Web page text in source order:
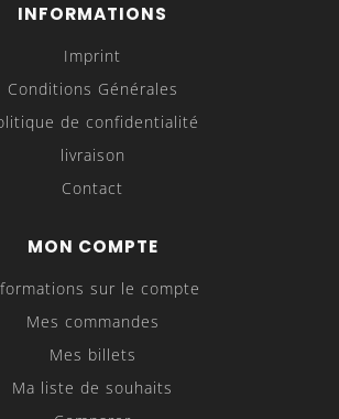
INFORMATIONS
Imprint
Conditions Générales
de confidentialité
livraison
Contact
MON COMPTE
sur le compte
Mes commandes
Mes billets
Ma liste de souhaits